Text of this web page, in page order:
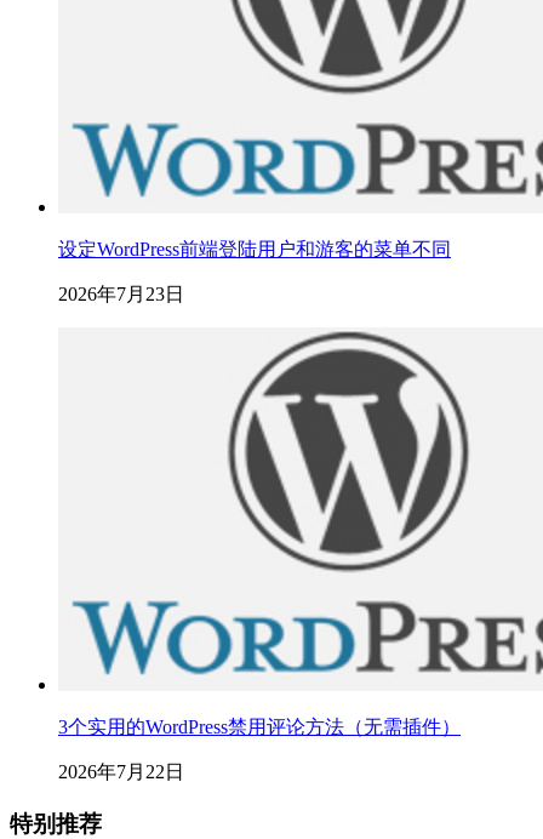
设定WordPress前端登陆用户和游客的菜单不同
2026年7月23日
3个实用的WordPress禁用评论方法（无需插件）
2026年7月22日
特别推荐